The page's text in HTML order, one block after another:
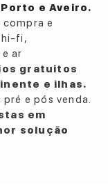
e Aveiro.
e
hi-fi,
ar
gratuitos
e ilhas.
e pós venda.
em
solução